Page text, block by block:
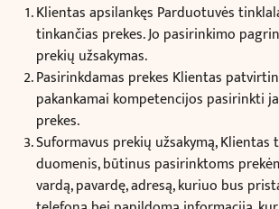
Klientas apsilankęs Parduotuvės
tinkančias prekes. Jo pasirinkimo
prekių užsakymas.
Pasirinkdamas prekes Klientas
pakankamai kompetencijos pasirinkti
prekes.
Suformavus prekių užsakymą, Klientas
duomenis, būtinus pasirinktoms
vardą, pavardę, adresą, kuriuo bus